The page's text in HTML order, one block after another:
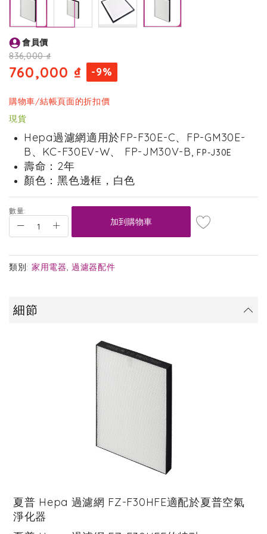
to
the
beginning
of
images
會員價
836,000 ₫
760,000 ₫ -9%
購物車/結帳頁面的折扣價
現貨
Hepa過濾網適用於FP-F30E-C、FP-GM30E-
B、KC-F30EV-W、 FP-JM30V-B,FP-J30E
壽命：2年
顏色：黑色邊框，白色
數量:
加到購物車
類別: 家用電器,過濾器配件
細節
夏普 Hepa 過濾網 FZ-F30HFE適配於夏普空氣
淨化器